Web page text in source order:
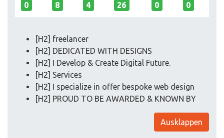
0 8 4 26 0 0
[H2] freelancer
[H2] DEDICATED WITH DESIGNS
[H2] I Develop & Create Digital Future.
[H2] Services
[H2] I specialize in offer bespoke web design
[H2] PROUD TO BE AWARDED & KNOWN BY
Ausklappen